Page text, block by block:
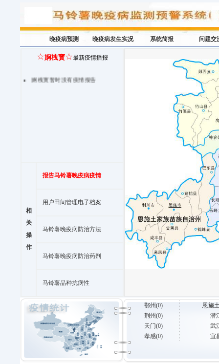
晚疫病预测 晚疫病发生实况 系统简报 问题交
☆婀栧寳☆最新疫情播报
婀栧寳暂时没有疫情报告
相
关
操
作
报告马铃薯晚疫病疫情
用户田间管理电子档案
马铃薯晚疫病防治方法
马铃薯晚疫病防治药剂
马铃薯品种抗病性
鄂州(0)
恩施
荆州(0)
潜
天门(0)
武
孝感(0)
宜